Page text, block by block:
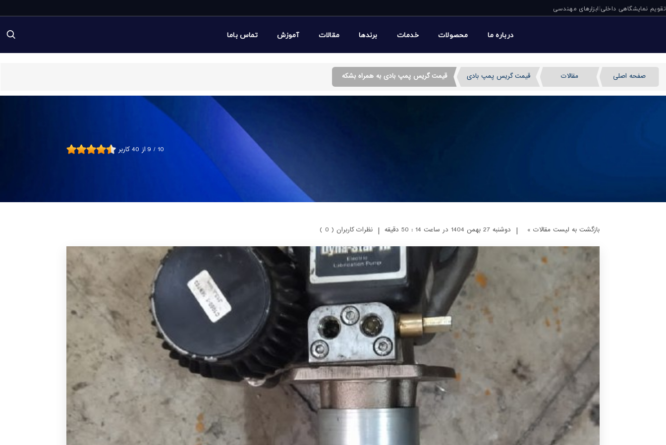
تقویم نمایشگاهی داخلی|ابزارهای مهندسی
درباره ما محصولات خدمات برندها مقالات آموزش تماس باما
صفحه اصلی مقالات قیمت گریس پمپ بادی قیمت گریس پمپ بادی به همراه بشکه
9 / 10 از 40کاربر
بازگشت به لیست مقالات » | دوشنبه 27 بهمن 1404 در ساعت 14 : 50 دقیقه | نظرات کاربران ( 0 )